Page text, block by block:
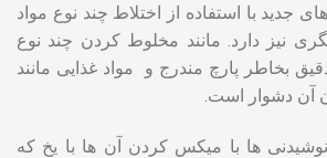
جدید با استفاده از اختلاط چند نوع مواد
نیز دارد. مانند مخلوط کردن چند نوع
بخاطر پارچ مندرج و مواد غذایی مانند
دشوار است.
ها با میکس کردن آن ها با یخ که